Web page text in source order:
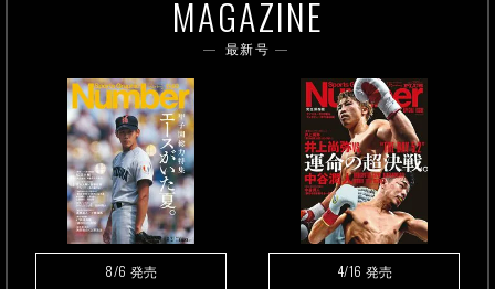
MAGAZINE
最新号
8/6 発売 4/16 発売